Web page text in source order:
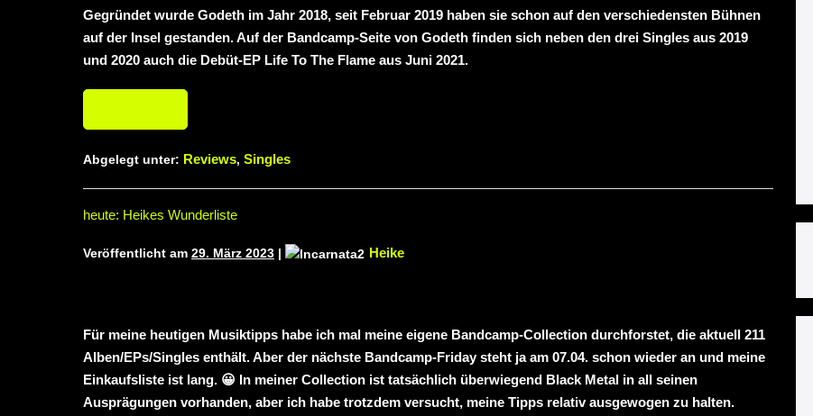
Gegründet wurde Godeth im Jahr 2018, seit Februar 2019 haben sie schon auf den verschiedensten Bühnen
auf der Insel gestanden. Auf der Bandcamp-Seite von Godeth finden sich neben den drei Singles aus 2019
und 2020 auch die Debüt-EP Life To The Flame aus Juni 2021.
Abgelegt unter: Reviews, Singles
heute: Heikes Wunderliste
Veröffentlicht am 29. März 2023 | Heike
Für meine heutigen Musiktipps habe ich mal meine eigene Bandcamp-Collection durchforstet, die aktuell 211
Alben/EPs/Singles enthält. Aber der nächste Bandcamp-Friday steht ja am 07.04. schon wieder an und meine
Einkaufsliste ist lang. 😀 In meiner Collection ist tatsächlich überwiegend Black Metal in all seinen
Ausprägungen vorhanden, aber ich habe trotzdem versucht, meine Tipps relativ ausgewogen zu halten.